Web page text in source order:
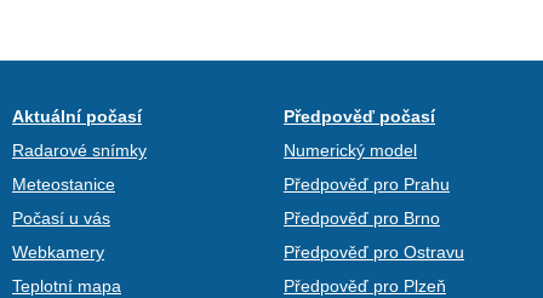
Aktuální počasí
Radarové snímky
Meteostanice
Počasí u vás
Webkamery
Teplotní mapa
Předpověď počasí
Numerický model
Předpověď pro Prahu
Předpověď pro Brno
Předpověď pro Ostravu
Předpověď pro Plzeň